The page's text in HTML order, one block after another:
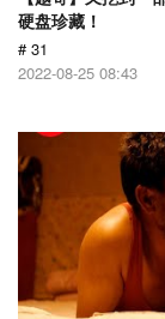
硬盘珍藏！
# 31
2022-08-25 08:43